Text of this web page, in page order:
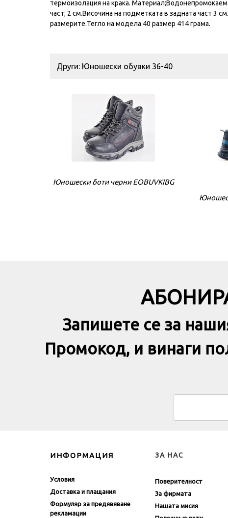
термоизолация на крака.
част; 2 см.Височина на подметката в задната част 3
размерите.Тегло на модела 40 размер 414 грама.
Други: Юношески обувки 36-40
Юношески боти черни EOBUVKIBG
Запишете се за
Промокод, и винаги
ИНФОРМАЦИЯ
Условия
Доставка и плащания
Формуляр за предявяване
рекламации
ЗА НАС
Поверителност
За фирмата
Нашата мисия